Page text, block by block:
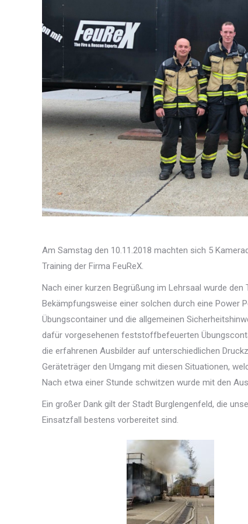
Am Samstag den 10.11.2018 machten sich 5
Training der Firma FeuReX.
Nach einer kurzen Begrüßung im Lehrsaal wurde
Bekämpfungsweise einer solchen durch eine Power
Übungscontainer und die allgemeinen
dafür vorgesehenen feststoffbefeuerten
die erfahrenen Ausbilder auf unterschiedlichen
Geräteträger den Umgang mit diesen Situationen,
Nach etwa einer Stunde schwitzen wurde mit den
Ein großer Dank gilt der Stadt Burglengenfeld, die
Einsatzfall bestens vorbereitet sind.